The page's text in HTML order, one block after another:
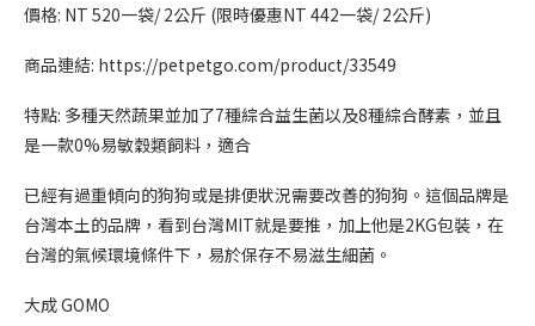
價格: NT 520一袋/ 2公斤 (限時優惠NT 442一袋/ 2公斤)
商品連結: https://petpetgo.com/product/33549
特點: 多種天然蔬果並加了7種綜合益生菌以及8種綜合酵素，並且
是一款0%易敏穀類飼料，適合
已經有過重傾向的狗狗或是排便狀況需要改善的狗狗。這個品牌是
台灣本土的品牌，看到台灣MIT就是要推，加上他是2KG包裝，在
台灣的氣候環境條件下，易於保存不易滋生細菌。
大成 GOMO